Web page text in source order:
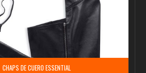
CHAPS DE CUERO ESSENTIAL